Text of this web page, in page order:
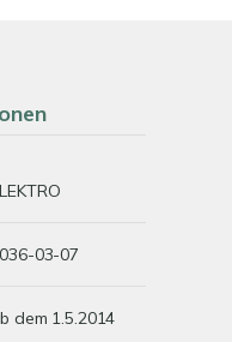
03-07
dem 1.5.2014